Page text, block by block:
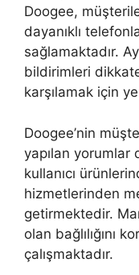
Doogee,
dayanıklı
sağlamaktadır.
bildirimleri
karşılamak için
Doogee’nin
yapılan
kullanıcı
hizmetlerinden
getirmektedir.
olan bağlılığını
çalışmaktadır.